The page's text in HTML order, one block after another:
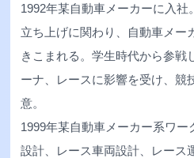
1992年某自動車メーカーに入
立ち上げに関わり、自動車メー
きこまれる。学生時代から参戦
ーナ、レースに影響を受け、競
意。
1999年某自動車メーカー系ワ
設計、レース車両設計、レース